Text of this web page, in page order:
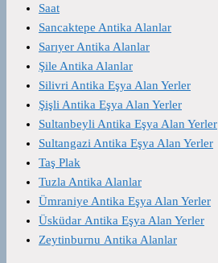
Saat
Sancaktepe Antika Alanlar
Sarıyer Antika Alanlar
Şile Antika Alanlar
Silivri Antika Eşya Alan Yerler
Şişli Antika Eşya Alan Yerler
Sultanbeyli Antika Eşya Alan Yerler
Sultangazi Antika Eşya Alan Yerler
Taş Plak
Tuzla Antika Alanlar
Ümraniye Antika Eşya Alan Yerler
Üsküdar Antika Eşya Alan Yerler
Zeytinburnu Antika Alanlar